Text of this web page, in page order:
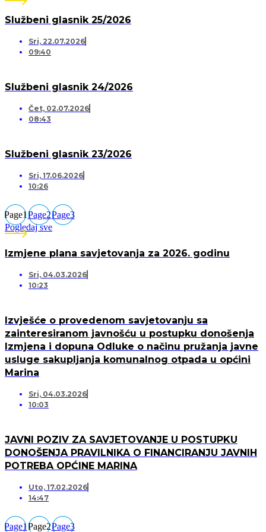
Službeni glasnik 25/2026
Sri, 22.07.2026
09:40
Službeni glasnik 24/2026
Čet, 02.07.2026
08:43
Službeni glasnik 23/2026
Sri, 17.06.2026
10:26
Page1Page2Page3
Pogledaj sve
Izmjene plana savjetovanja za 2026. godinu
Sri, 04.03.2026
10:23
Izvješće o provedenom savjetovanju sa
zainteresiranom javnošću u postupku donošenja
Izmjena i dopuna Odluke o načinu pružanja javne
usluge sakupljanja komunalnog otpada u općini
Marina
Sri, 04.03.2026
10:03
JAVNI POZIV ZA SAVJETOVANJE U POSTUPKU
DONOŠENJA PRAVILNIKA O FINANCIRANJU JAVNIH
POTREBA OPĆINE MARINA
Uto, 17.02.2026
14:47
Page1Page2Page3